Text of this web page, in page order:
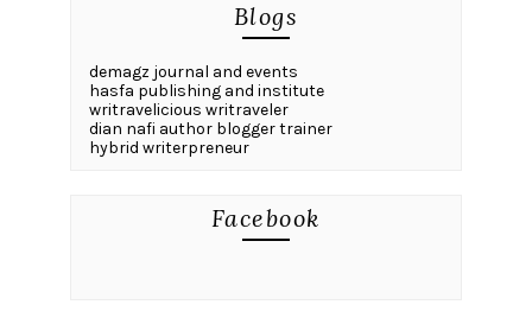
Blogs
demagz journal and events
hasfa publishing and institute
writravelicious writraveler
dian nafi author blogger trainer
hybrid writerpreneur
Facebook